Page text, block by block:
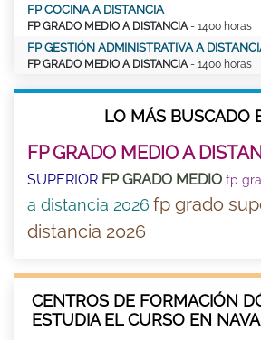
FP COCINA A DISTANCIA
FP GRADO MEDIO A DISTANCIA - 1400 horas
FP GESTIÓN ADMINISTRATIVA A
FP GRADO MEDIO A DISTANCIA - 1400 horas
LO MÁS BUSCADO
FP GRADO MEDIO A
SUPERIOR FP GRADO MEDIO fp
a distancia 2026 fp grado
distancia 2026
CENTROS DE FORMACIÓN
ESTUDIA EL CURSO EN